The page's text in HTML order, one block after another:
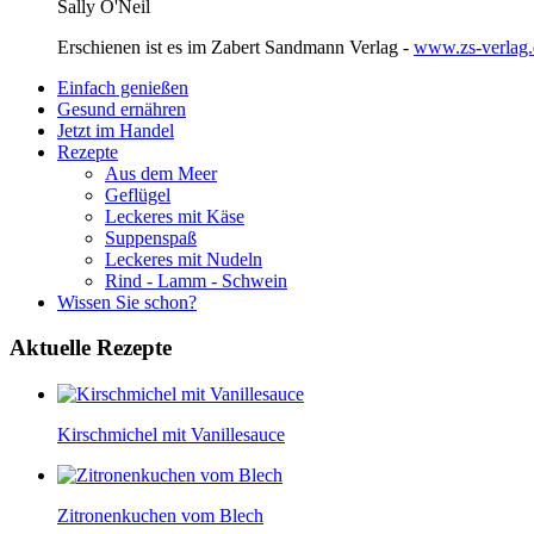
Sally O'Neil
Erschienen ist es im Zabert Sandmann Verlag - www.zs-
Einfach genießen
Gesund ernähren
Jetzt im Handel
Rezepte
Aus dem Meer
Geflügel
Leckeres mit Käse
Suppenspaß
Leckeres mit Nudeln
Rind - Lamm - Schwein
Wissen Sie schon?
Aktuelle Rezepte
Kirschmichel mit Vanillesauce
Zitronenkuchen vom Blech